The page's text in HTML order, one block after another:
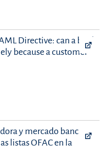
Directive: can a bank
because a customer
y mercado bancario
listas OFAC en la